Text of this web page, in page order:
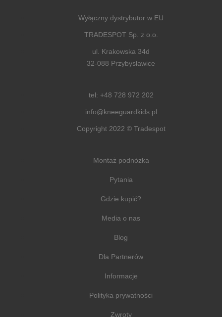
Wyłączny dystrybutor w EU
TRADESPOT Sp. z o.o.
ul. Krakowska 34d
32-088 Przybysławice
tel: +48 728 972 202
info@kneeguardkids.pl
Copyright 2022 © Tradespot
Montaż podnóżka
Pytania
Gdzie kupić?
Media o nas
Blog
Dla Partnerów
Informacje
Polityka prywatności
Zwroty